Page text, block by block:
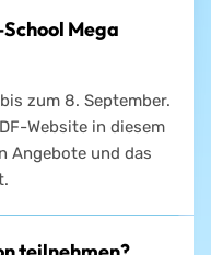
Mega
zum 8. September.
Website in diesem
Angebote und das